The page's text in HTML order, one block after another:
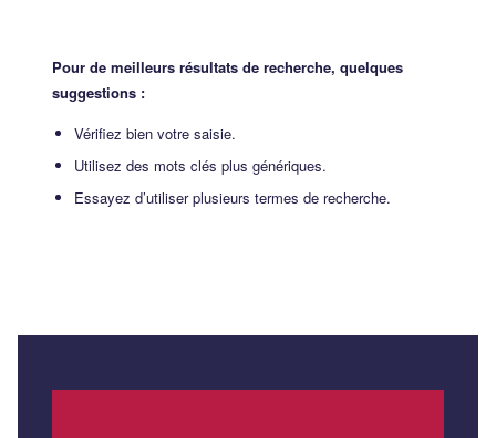
Pour de meilleurs résultats de recherche, quelques
suggestions :
Vérifiez bien votre saisie.
Utilisez des mots clés plus génériques.
Essayez d’utiliser plusieurs termes de recherche.